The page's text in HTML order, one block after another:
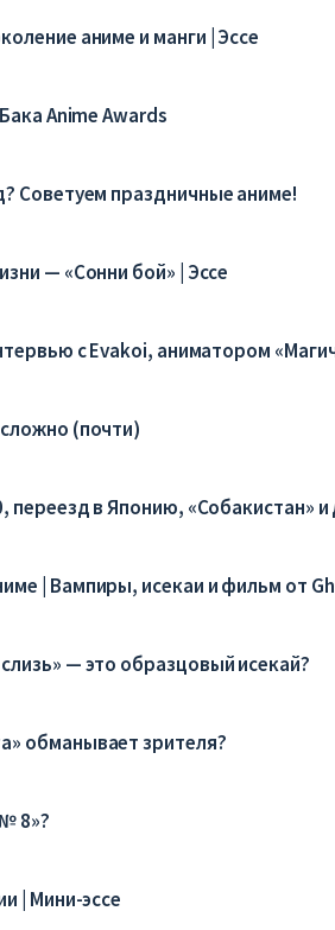
аниме и манги | Эссе
Anime Awards
Советуем праздничные аниме!
— «Сонни бой» | Эссе
с Evakoi, аниматором
(почти)
в Японию, «Собакистан» и
| Вампиры, исекаи и фильм от
— это образцовый исекай?
обманывает зрителя?
8»?
| Мини-эссе